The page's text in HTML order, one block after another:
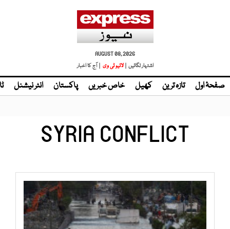
AUGUST 08, 2026
اشتہار لگائیں |
| آج کا اخبار
صفحۂ اول تازہ ترین کھیل خاص خبریں پاکستان انٹر نیشنل
SYRIA CONFLICT